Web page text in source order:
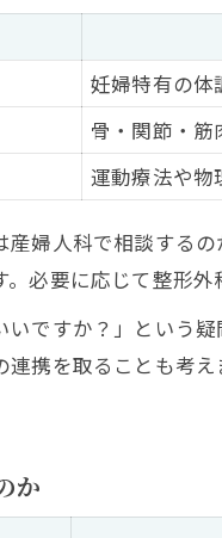
妊婦特有の体
骨・関節・筋
運動療法や物
婦人科で相談する
必要に応じて整形
いですか？」という
携を取ることも考
か